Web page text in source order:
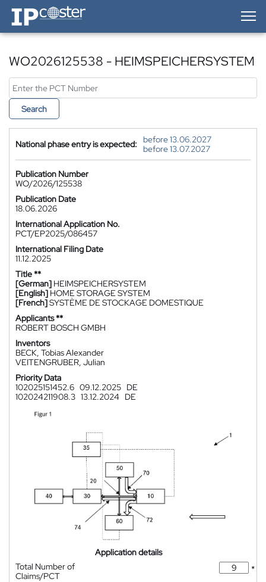
IP-Coster — Home
WO2026125538 - HEIMSPEICHERSYSTEM
Search
National phase entry is expected:
before 13.06.2027
before 13.07.2027
Publication Number
WO/2026/125538
Publication Date
18.06.2026
International Application No.
PCT/EP2025/086457
International Filing Date
11.12.2025
Title **
[German] HEIMSPEICHERSYSTEM
[English] HOME STORAGE SYSTEM
[French]SYSTÈME DE STOCKAGE DOMESTIQUE
Applicants **
ROBERT BOSCH GMBH
Inventors
BECK, Tobias Alexander
VEITENGRUBER, Julian
Priority Data
102025151452.6 09.12.2025 DE
102024211908.3 13.12.2024 DE
Application details
Total Number of
Claims/PCT
*